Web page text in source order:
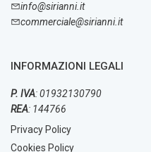
info@sirianni.it
commerciale@sirianni.it
INFORMAZIONI LEGALI
P. IVA: 01932130790
REA: 144766
Privacy Policy
Cookies Policy